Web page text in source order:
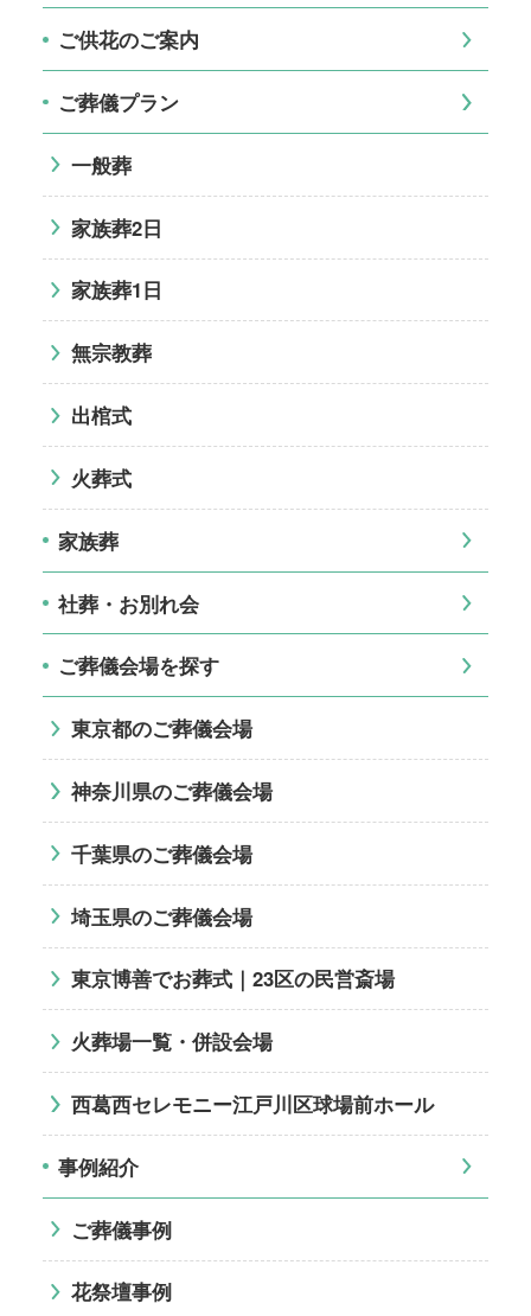
ご供花のご案内
ご葬儀プラン
一般葬
家族葬2日
家族葬1日
無宗教葬
出棺式
火葬式
家族葬
社葬・お別れ会
ご葬儀会場を探す
東京都のご葬儀会場
神奈川県のご葬儀会場
千葉県のご葬儀会場
埼玉県のご葬儀会場
東京博善でお葬式｜23区の民営斎場
火葬場一覧・併設会場
西葛西セレモニー江戸川区球場前ホール
事例紹介
ご葬儀事例
花祭壇事例